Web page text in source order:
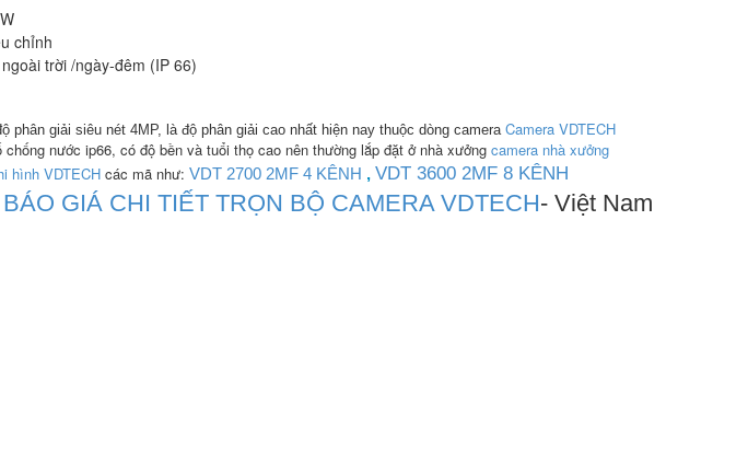
chỉnh
trời /ngày-đêm (IP 66)
phân giải siêu nét 4MP, là độ phân giải cao nhất hiện nay thuộc dòng camera Camera VDTECH
nước ip66, có độ bền và tuổi thọ cao nên thường lắp đặt ở nhà xưởng camera nhà xưởng
hình VDTECH các mã như: VDT 2700 2MF 4 KÊNH , VDT 3600 2MF 8 KÊNH
GIÁ CHI TIẾT TRỌN BỘ CAMERA VDTECH- Việt Nam